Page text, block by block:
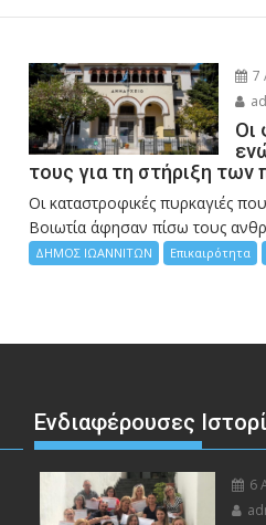
7
Οι
τους για τη στήριξη
Οι καταστροφικές πυρκαγιές
Bοιωτία άφησαν πίσω τους
ΔΗΜΟΣ ΙΩΑΝΝΙΤΩΝ Επικαιρότητα
Ενδιαφέρουσες
6